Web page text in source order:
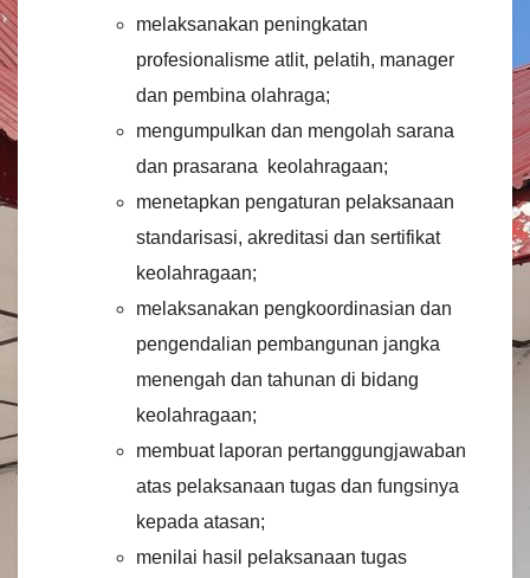
melaksanakan peningkatan
profesionalisme atlit, pelatih, manager
dan pembina olahraga;
mengumpulkan dan mengolah sarana
dan prasarana keolahragaan;
menetapkan pengaturan pelaksanaan
standarisasi, akreditasi dan sertifikat
keolahragaan;
melaksanakan pengkoordinasian dan
pengendalian pembangunan jangka
menengah dan tahunan di bidang
keolahragaan;
membuat laporan pertanggungjawaban
atas pelaksanaan tugas dan fungsinya
kepada atasan;
menilai hasil pelaksanaan tugas